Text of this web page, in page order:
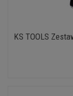
KS TOOLS